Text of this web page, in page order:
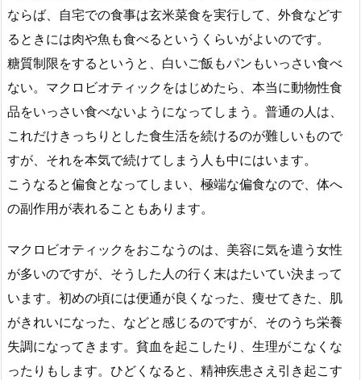
ならば、自宅での食事は玄米菜食を実行して、外食などす
るときには肉や魚も食べるというくらいがよいのです。
糖質制限をするというと、白いご飯もパンもいっさい食べ
ない。マクロビオティックをはじめたら、本当に動物性食
品をいっさい食べないようになってしまう。普通の人は、
これだけきっちりとした食生活を続けるのが難しいもので
すが、それを本気で続けてしまう人も中にはいます。
こうなると偏食となってしまい、極端な偏食なので、体へ
の副作用が表れることもあります。
マクロビオティックをおこなうのは、美容に気を遣う女性
が多いのですが、そうした人の行く末はたいてい決まって
います。初めの頃には便通が良くなった、痩せてきた、肌
がきれいになった、などと感じるのですが、そのうち栄養
失調になってきます。貧血を起こしたり、生理がこなくな
ったりもします。ひどくなると、精神疾患さえ引き起こす